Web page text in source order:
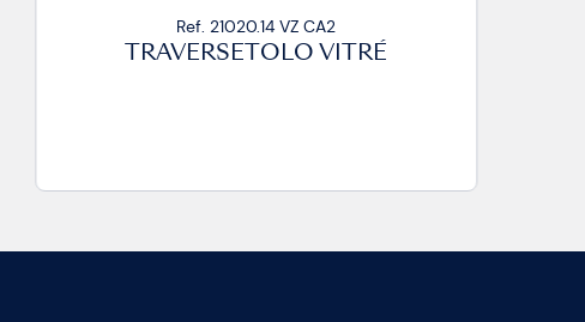
Ref. 21020.14 VZ CA2
TRAVERSETOLO VITRÉ